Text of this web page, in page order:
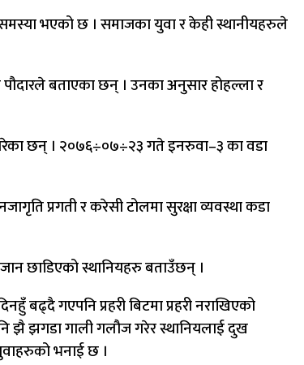
भएको छ । समाजका युवा र केही स्थानीयहरुले
बताएका छन् । उनका अनुसार होहल्ला र
गरेका छन् । २०७६÷०७÷२३ गते इनरुवा–३ का वडा
प्रगती र करेसी टोलमा सुरक्षा व्यवस्था कडा
जान छाडिएको स्थानियहरु बताउँछन् ।
बढ्दै गएपनि प्रहरी बिटमा प्रहरी नराखिएको
झै झगडा गाली गलौज गरेर स्थानियलाई दुख
भनाई छ ।